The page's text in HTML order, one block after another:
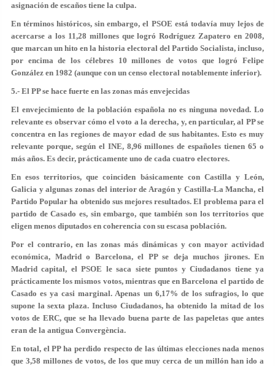
asignación de escaños tiene la culpa.
En términos históricos, sin embargo, el PSOE está todavía muy lejos de
acercarse a los 11,28 millones que logró Rodríguez Zapatero en 2008,
que marcan un hito en la historia electoral del Partido Socialista, incluso,
por encima de los célebres 10 millones de votos que logró Felipe
González en 1982 (aunque con un censo electoral notablemente inferior).
5.- El PP se hace fuerte en las zonas más envejecidas
El envejecimiento de la población española no es ninguna novedad. Lo
relevante es observar cómo el voto a la derecha, y, en particular, al PP se
concentra en las regiones de mayor edad de sus habitantes. Esto es muy
relevante porque, según el INE, 8,96 millones de españoles tienen 65 o
más años. Es decir, prácticamente uno de cada cuatro electores.
En esos territorios, que coinciden básicamente con Castilla y León,
Galicia y algunas zonas del interior de Aragón y Castilla-La Mancha, el
Partido Popular ha obtenido sus mejores resultados. El problema para el
partido de Casado es, sin embargo, que también son los territorios que
eligen menos diputados en coherencia con su escasa población.
Por el contrario, en las zonas más dinámicas y con mayor actividad
económica, Madrid o Barcelona, el PP se deja muchos jirones. En
Madrid capital, el PSOE le saca siete puntos y Ciudadanos tiene ya
prácticamente los mismos votos, mientras que en Barcelona el partido de
Casado es ya casi marginal. Apenas un 6,17% de los sufragios, lo que
supone la sexta plaza. Incluso Ciudadanos, ha obtenido la mitad de los
votos de ERC, que se ha llevado buena parte de las papeletas que antes
eran de la antigua Convergència.
En total, el PP ha perdido respecto de las últimas elecciones nada menos
que 3,58 millones de votos, de los que muy cerca de un millón han ido a